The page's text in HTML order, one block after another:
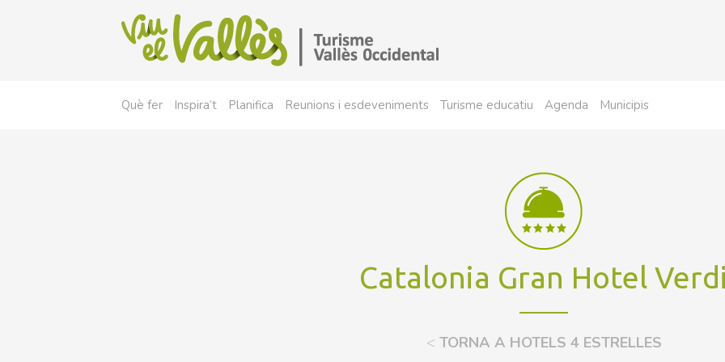
Què fer Inspira’t Planifica Reunions i esdeveniments Turisme educatiu Agenda Municipis
Catalonia Gran Hotel Verdi
< TORNA A HOTELS 4 ESTRELLES